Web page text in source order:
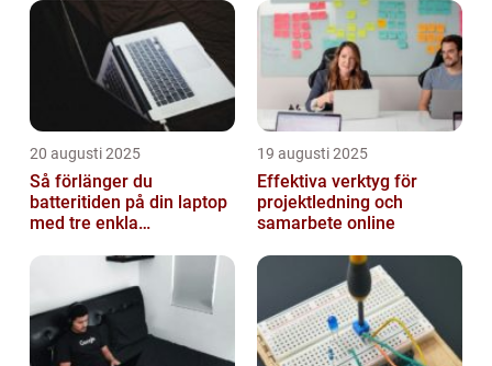
20 augusti 2025
Så förlänger du
batteritiden på din laptop
med tre enkla
19 augusti 2025
Effektiva verktyg för
projektledning och
samarbete online